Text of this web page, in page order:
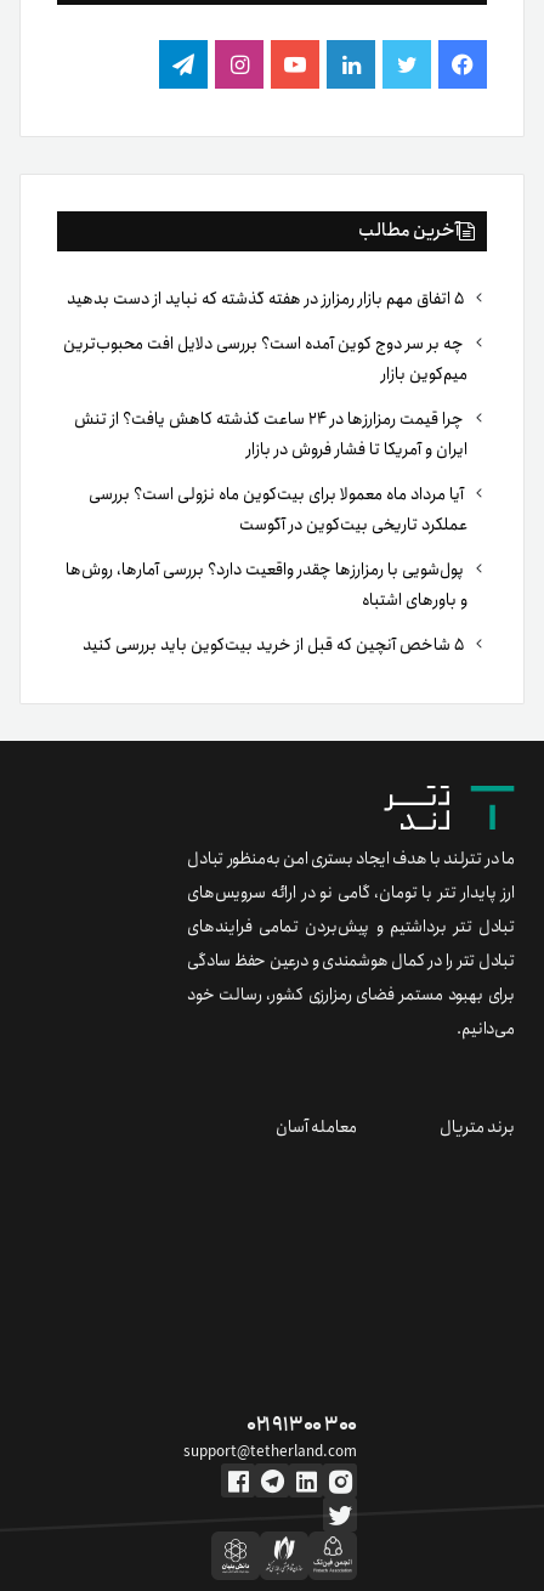
فیس
بوک
توییتر لینکدینیوتیوباینستاگرام
تلگرام
آخرین مطالب
چه بر سر دوج کوین آمده است؟ بررسی دلایل افت محبوب‌ترین
میم‌کوین بازار
چرا قیمت رمزارزها در ۲۴ ساعت گذشته کاهش یافت؟ از تنش
ایران و آمریکا تا فشار فروش در بازار
آیا مرداد ماه معمولا برای بیت‌کوین ماه نزولی است؟ بررسی
عملکرد تاریخی بیت‌کوین در آگوست
پول‌شویی با رمزارزها چقدر واقعیت دارد؟ بررسی آمارها، روش‌ها
و باورهای اشتباه
ما در تترلند با هدف ایجاد بستری امن به‌منظور تبادل
ارز پایدار تتر با تومان، گامی نو در ارائه سرویس‌های
تبادل تتر برداشتیم و پیش‌بردن تمامی فرایندهای
تبادل تتر را در کمال هوشمندی و درعین حفظ سادگی
برای بهبود مستمر فضای رمزارزی کشور، رسالت خود
می‌دانیم.
برند متریال معامله آسان
۰۲۱ ۹۱ ۳۰۰ ۳۰۰
support@tetherland.com